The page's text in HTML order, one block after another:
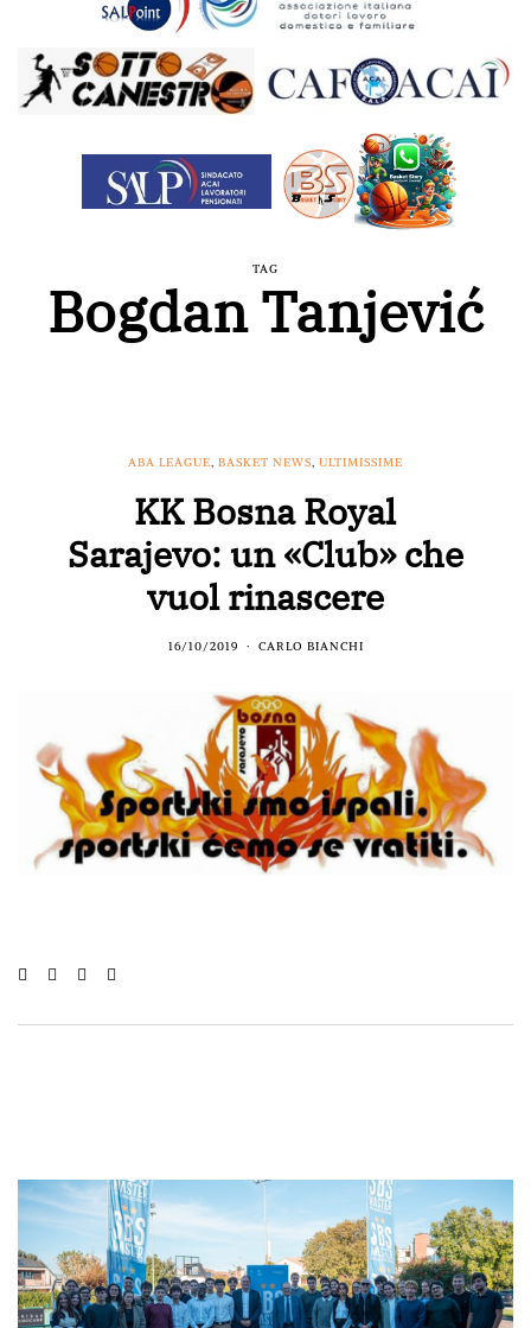
TAG
Bogdan Tanjević
ABA LEAGUE, BASKET NEWS, ULTIMISSIME
KK Bosna Royal
Sarajevo: un «Club» che
vuol rinascere
16/10/2019 CARLO BIANCHI